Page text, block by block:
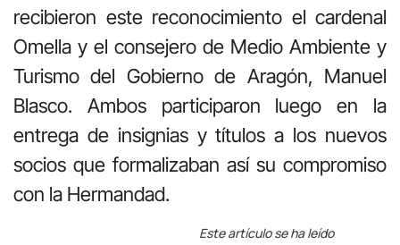
recibieron este reconocimiento el cardenal
Omella y el consejero de Medio Ambiente y
Turismo del Gobierno de Aragón, Manuel
Blasco. Ambos participaron luego en la
entrega de insignias y títulos a los nuevos
socios que formalizaban así su compromiso
con la Hermandad.
Este artículo se ha leído